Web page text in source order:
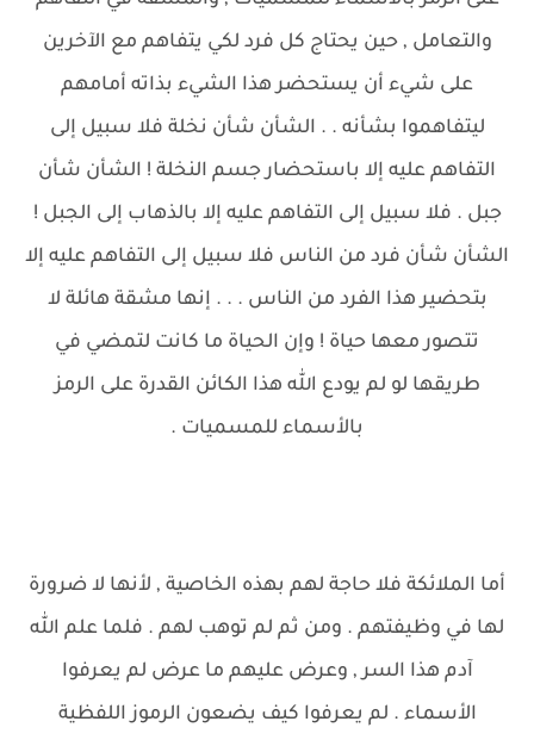
والتعامل , حين يحتاج كل فرد لكي يتفاهم مع الآخرين
على شيء أن يستحضر هذا الشيء بذاته أمامهم
ليتفاهموا بشأنه . . الشأن شأن نخلة فلا سبيل إلى
التفاهم عليه إلا باستحضار جسم النخلة ! الشأن شأن
جبل . فلا سبيل إلى التفاهم عليه إلا بالذهاب إلى الجبل !
الشأن شأن فرد من الناس فلا سبيل إلى التفاهم عليه إلا
بتحضير هذا الفرد من الناس . . . إنها مشقة هائلة لا
تتصور معها حياة ! وإن الحياة ما كانت لتمضي في
طريقها لو لم يودع الله هذا الكائن القدرة على الرمز
بالأسماء للمسميات .
أما الملائكة فلا حاجة لهم بهذه الخاصية , لأنها لا ضرورة
لها في وظيفتهم . ومن ثم لم توهب لهم . فلما علم الله
آدم هذا السر , وعرض عليهم ما عرض لم يعرفوا
الأسماء . لم يعرفوا كيف يضعون الرموز اللفظية